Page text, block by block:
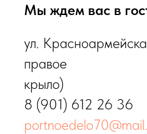
Мы ждем вас в
ул.
правое
крыло)
8 (901) 612 26 36